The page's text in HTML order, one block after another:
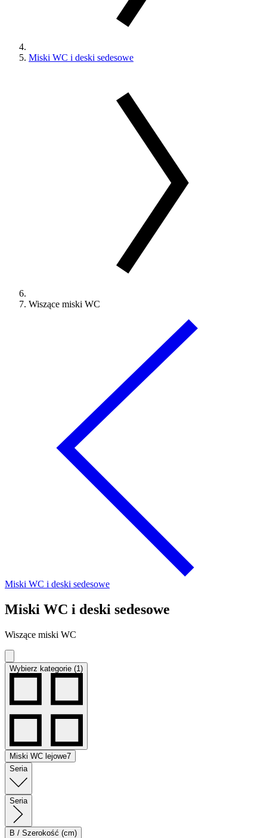
Miski WC i deski sedesowe
Wiszące miski WC
Miski WC i deski sedesowe
Miski WC i deski sedesowe
Wiszące miski WC
Wybierz kategorie (1)
Miski WC lejowe7
Seria
Seria
B / Szerokość (cm)